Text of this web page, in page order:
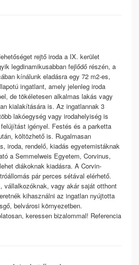
rejtő iroda a IX. kerület
legdinamikusabban fejlődő részén, a
kínálunk eladásra egy 72 m2-es,
ingatlant, amely jelenleg iroda
de tökéletesen alkalmas lakás vagy
kialakítására is. Az ingatlannak 3
lakóegység vagy irodahelyiség is
igényel. Festés és a parketta
költözhető is. Rugalmasan
iroda, rendelő, kiadás egyetemistáknak
a Semmelweis Egyetem, Corvinus,
diákoknak kiadásra. A Corvin-
pár perces sétával elérhető.
vállalkozóknak, vagy akár saját otthont
kihasználni az ingatlan nyújtotta
belvárosi környezetben.
keressen bizalommal! Referencia